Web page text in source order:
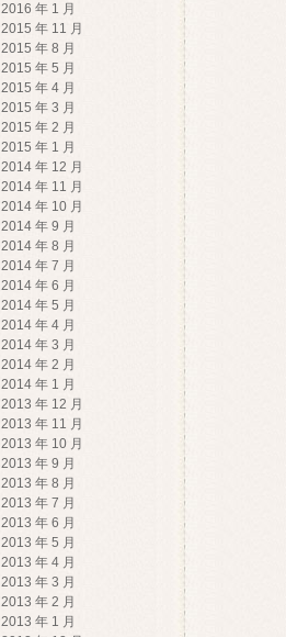
2016 年 1 月
2015 年 11 月
2015 年 8 月
2015 年 5 月
2015 年 4 月
2015 年 3 月
2015 年 2 月
2015 年 1 月
2014 年 12 月
2014 年 11 月
2014 年 10 月
2014 年 9 月
2014 年 8 月
2014 年 7 月
2014 年 6 月
2014 年 5 月
2014 年 4 月
2014 年 3 月
2014 年 2 月
2014 年 1 月
2013 年 12 月
2013 年 11 月
2013 年 10 月
2013 年 9 月
2013 年 8 月
2013 年 7 月
2013 年 6 月
2013 年 5 月
2013 年 4 月
2013 年 3 月
2013 年 2 月
2013 年 1 月